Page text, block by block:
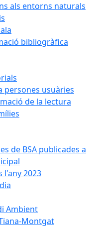
als entorns naturals
bibliogràfica
persones usuàries
de la lectura
de BSA publicades a
l'any 2023
Ambient
Montgat